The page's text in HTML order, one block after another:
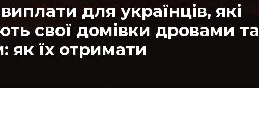
для українців, які
свої домівки дровами та
як їх отримати